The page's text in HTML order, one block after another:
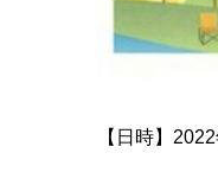
【日時】